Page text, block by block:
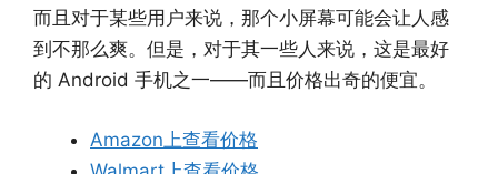
而且对于某些用户来说，那个小屏幕可能会让人感
到不那么爽。但是，对于其一些人来说，这是最好
的 Android 手机之一——而且价格出奇的便宜。
Amazon上查看价格